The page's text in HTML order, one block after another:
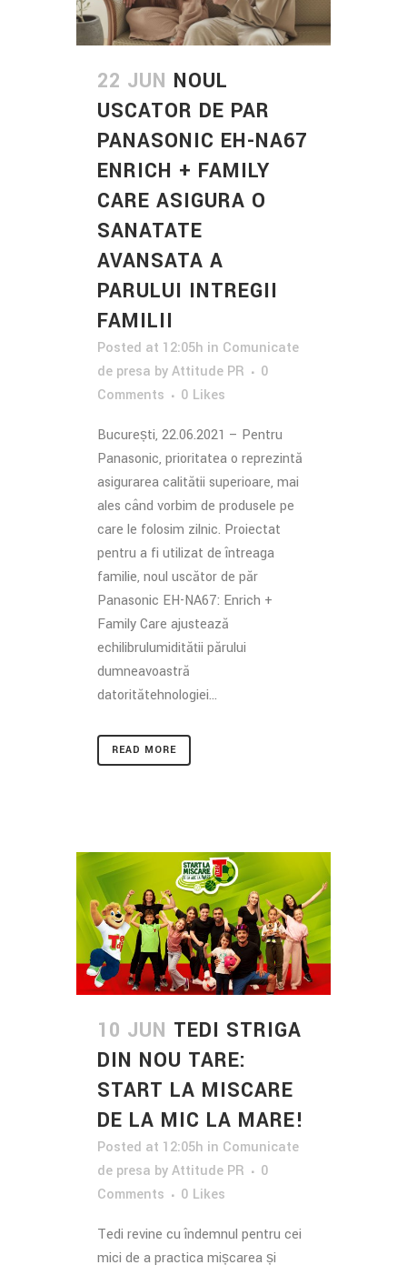
22 JUN NOUL
USCATOR DE PAR
PANASONIC EH-NA67
ENRICH + FAMILY
CARE ASIGURA O
SANATATE
AVANSATA A
PARULUI INTREGII
FAMILII
Posted at 12:05h in Comunicate
de presa byAttitude PR
0
Comments
0 Likes
București, 22.06.2021 – Pentru
Panasonic, prioritatea o reprezintă
asigurarea calității superioare, mai
ales când vorbim de produsele pe
care le folosim zilnic. Proiectat
pentru a fi utilizat de întreaga
familie, noul uscător de păr
Panasonic EH-NA67: Enrich +
Family Care ajustează
echilibrulumidității părului
dumneavoastră
datoritătehnologiei...
READ MORE
10 JUN TEDI STRIGA
DIN NOU TARE:
START LA MISCARE
DE LA MIC LA MARE!
Posted at 12:05h in Comunicate
de presa byAttitude PR
0
Comments
0 Likes
Tedi revine cu îndemnul pentru cei
mici de a practica mișcarea și